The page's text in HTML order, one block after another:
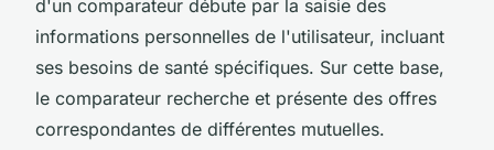
d'un comparateur débute par la saisie des
informations personnelles de l'utilisateur, incluant
ses besoins de santé spécifiques. Sur cette base,
le comparateur recherche et présente des offres
correspondantes de différentes mutuelles.